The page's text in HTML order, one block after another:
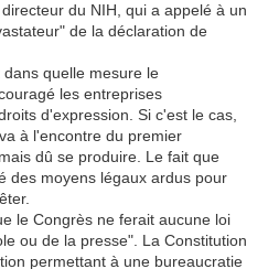
du NIH, qui a appelé à un
de la déclaration de
quelle mesure le
les entreprises
d'expression. Si c'est le cas,
à l'encontre du premier
dû se produire. Le fait que
des moyens légaux ardus pour
le Congrès ne ferait aucune loi
ou de la presse". La Constitution
permettant à une bureaucratie